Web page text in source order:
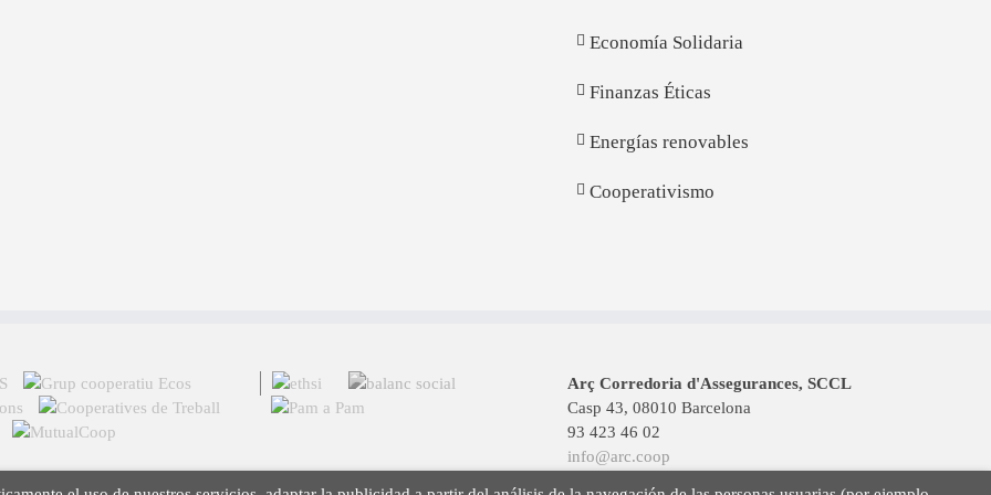
Economía Solidaria
Finanzas Éticas
Energías renovables
Cooperativismo
Arç Corredoria d'Assegurances, SCCL
Casp 43, 08010 Barcelona
93 423 46 02
info@arc.coop